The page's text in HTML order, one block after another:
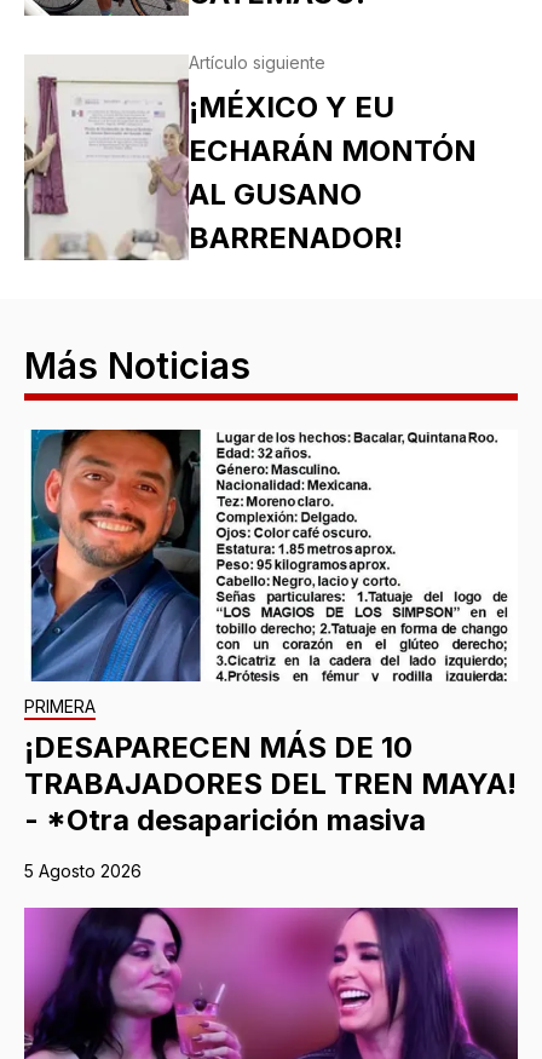
Artículo siguiente
¡MÉXICO Y EU
ECHARÁN MONTÓN
AL GUSANO
BARRENADOR!
Más Noticias
PRIMERA
¡DESAPARECEN MÁS DE 10
TRABAJADORES DEL TREN MAYA!
- *Otra desaparición masiva
5 Agosto 2026